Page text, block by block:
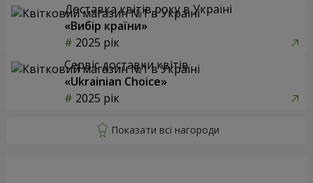
Доставка квітів року в Україні
«Вибір країни»
2025 рік
Сервіс доставки квітів
«Ukrainian Choice»
2025 рік